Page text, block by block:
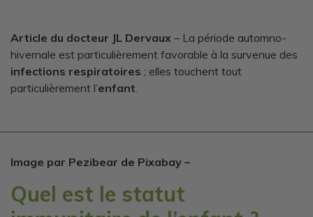
Article du docteur JL Dervaux – La période automno-
hivernale est particulièrement favorable à la survenue des
infections respiratoires ; elles touchent tout
particulièrement l’enfant
Image par Pezibear de Pixabay –
Quel est le statut